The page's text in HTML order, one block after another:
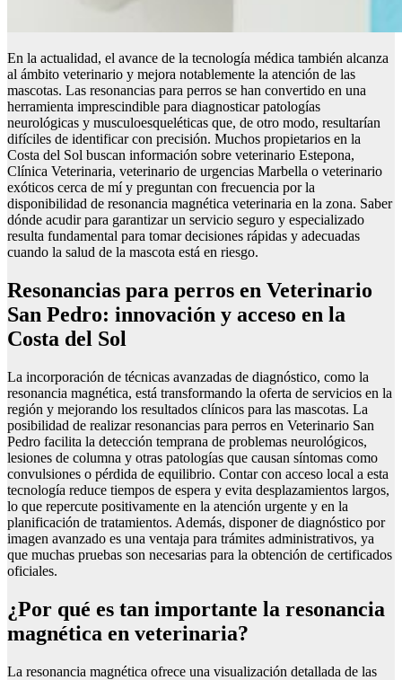
En la actualidad, el avance de la tecnología médica también alcanza
al ámbito veterinario y mejora notablemente la atención de las
mascotas. Las resonancias para perros se han convertido en una
herramienta imprescindible para diagnosticar patologías
neurológicas y musculoesqueléticas que, de otro modo, resultarían
difíciles de identificar con precisión. Muchos propietarios en la
Costa del Sol buscan información sobre veterinario Estepona,
Clínica Veterinaria, veterinario de urgencias Marbella o veterinario
exóticos cerca de mí y preguntan con frecuencia por la
disponibilidad de resonancia magnética veterinaria en la zona. Saber
dónde acudir para garantizar un servicio seguro y especializado
resulta fundamental para tomar decisiones rápidas y adecuadas
cuando la salud de la mascota está en riesgo.
Resonancias para perros en Veterinario
San Pedro: innovación y acceso en la
Costa del Sol
La incorporación de técnicas avanzadas de diagnóstico, como la
resonancia magnética, está transformando la oferta de servicios en la
región y mejorando los resultados clínicos para las mascotas. La
posibilidad de realizar resonancias para perros en Veterinario San
Pedro facilita la detección temprana de problemas neurológicos,
lesiones de columna y otras patologías que causan síntomas como
convulsiones o pérdida de equilibrio. Contar con acceso local a esta
tecnología reduce tiempos de espera y evita desplazamientos largos,
lo que repercute positivamente en la atención urgente y en la
planificación de tratamientos. Además, disponer de diagnóstico por
imagen avanzado es una ventaja para trámites administrativos, ya
que muchas pruebas son necesarias para la obtención de certificados
oficiales.
¿Por qué es tan importante la resonancia
magnética en veterinaria?
La resonancia magnética ofrece una visualización detallada de las